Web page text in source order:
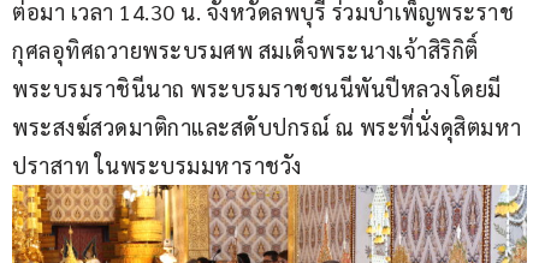
ต่อมา เวลา 14.30 น. จังหวัดลพบุรี ร่วมบำเพ็ญพระราช
กุศลอุทิศถวายพระบรมศพ สมเด็จพระนางเจ้าสิริกิติ์
พระบรมราชินีนาถ พระบรมราชชนนีพันปีหลวงโดยมี
พระสงฆ์สวดมาติกาและสดับปกรณ์ ณ พระที่นั่งดุสิตมหา
ปราสาท ในพระบรมมหาราชวัง